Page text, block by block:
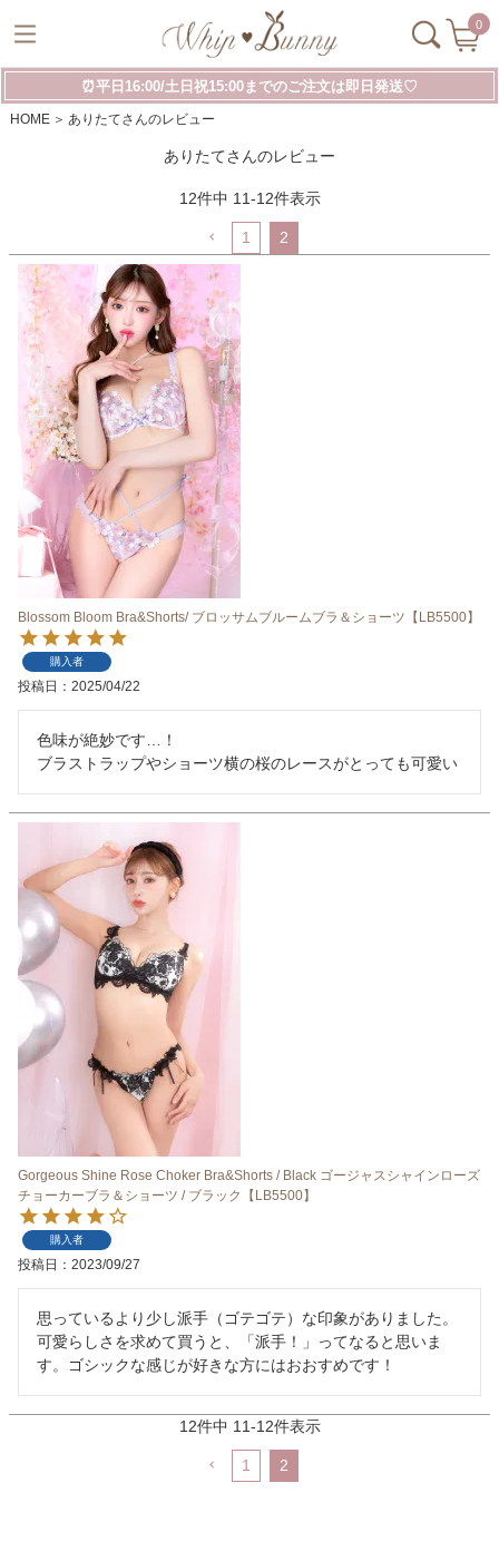
0
⏰平日16:00/土日祝15:00までのご注文は即日発送♡
HOME ありたてさんのレビュー
ありたてさんのレビュー
12件中 11-12件表示
1 2
Blossom Bloom Bra&Shorts/ ブロッサムブルームブラ＆ショーツ【LB5500】
購入者
投稿日 2025/04/22
色味が絶妙です…！
ブラストラップやショーツ横の桜のレースがとっても可愛い
Gorgeous Shine Rose Choker Bra&Shorts / Black ゴージャスシャインローズ
チョーカーブラ＆ショーツ / ブラック【LB5500】
購入者
投稿日 2023/09/27
思っているより少し派手（ゴテゴテ）な印象がありました。
可愛らしさを求めて買うと、「派手！」ってなると思いま
す。ゴシックな感じが好きな方にはおおすめです！
12件中 11-12件表示
1 2